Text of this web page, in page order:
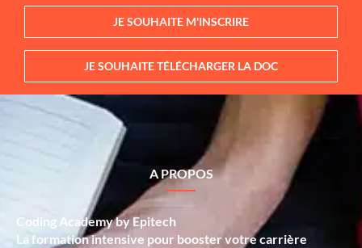
JE SOUHAITE M'INSCRIRE
JE SOUHAITE TÉLÉCHARGER LA DOC
A PROPOS
Coding Academy by Epitech
La formation intensive pour booster votre carrière